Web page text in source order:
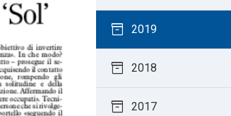
inventory_2 2019
inventory_2 2018
inventory_2 2017